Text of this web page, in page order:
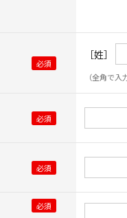
［姓］
（全角で入